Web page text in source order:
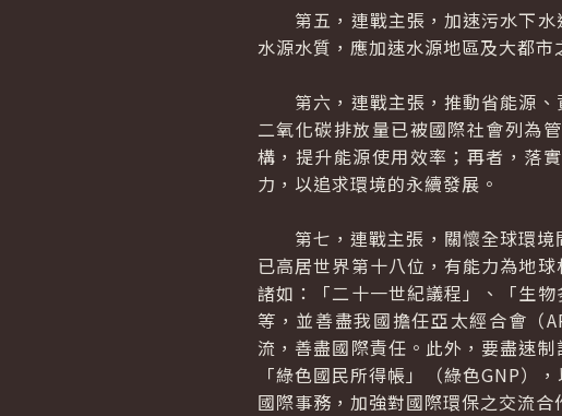
第五，連戰主張，加速污水下水
水源水質，應加速水源地區及大都
第六，連戰主張，推動省能源、
二氧化碳排放量已被國際社會列為
構，提升能源使用效率；再者，落
力，以追求環境的永續發展。
第七，連戰主張，關懷全球環境
已高居世界第十八位，有能力為地
諸如：「二十一世紀議程」、「生
等，並善盡我國擔任亞太經合會（
流，善盡國際責任。此外，要盡速
「綠色國民所得帳」（綠色GNP）
國際事務，加強對國際環保之交流合